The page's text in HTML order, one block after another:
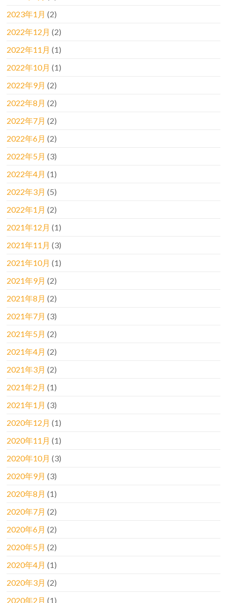
2023年1月 (2)
2022年12月 (2)
2022年11月 (1)
2022年10月 (1)
2022年9月 (2)
2022年8月 (2)
2022年7月 (2)
2022年6月 (2)
2022年5月 (3)
2022年4月 (1)
2022年3月 (5)
2022年1月 (2)
2021年12月 (1)
2021年11月 (3)
2021年10月 (1)
2021年9月 (2)
2021年8月 (2)
2021年7月 (3)
2021年5月 (2)
2021年4月 (2)
2021年3月 (2)
2021年2月 (1)
2021年1月 (3)
2020年12月 (1)
2020年11月 (1)
2020年10月 (3)
2020年9月 (3)
2020年8月 (1)
2020年7月 (2)
2020年6月 (2)
2020年5月 (2)
2020年4月 (1)
2020年3月 (2)
2020年2月 (1)